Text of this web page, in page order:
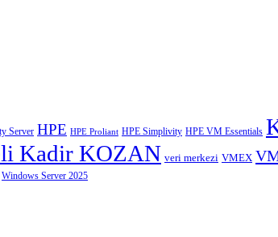
Server HPE HPE Proliant HPE Simplivity HPE VM Essentials
Kadir KOZAN veri merkezi VMEX
Windows Server 2025